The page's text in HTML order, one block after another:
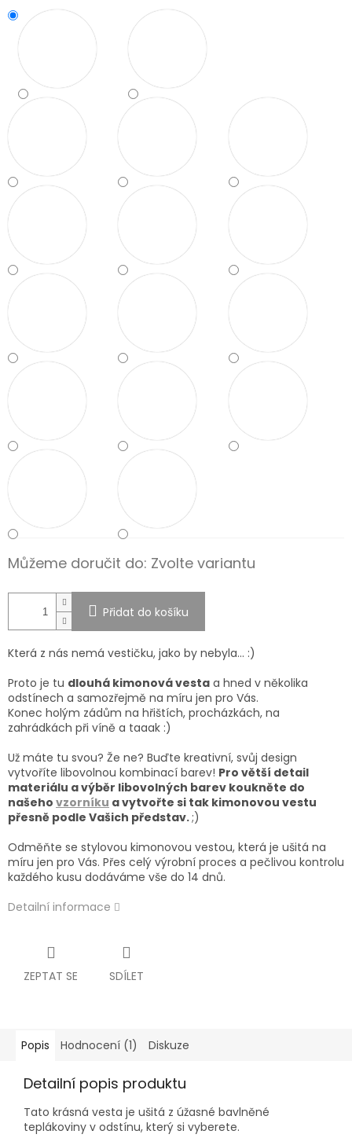
Můžeme doručit do: Zvolte variantu
Přidat do košíku
Která z nás nemá vestičku, jako by nebyla... :)
Proto je tu dlouhá kimonová vesta a hned v několika
odstínech a samozřejmě na míru jen pro Vás.
Konec holým zádům na hřištích, procházkách, na
zahrádkách při víně a taaak :)
Už máte tu svou? Že ne? Buďte kreativní, svůj design
vytvoříte libovolnou kombinací barev! Pro větší detail
materiálu a výběr libovolných barev koukněte do
našeho vzorníku avytvořte si tak kimonovou vestu
přesně podle Vašich představ.;)
Odměňte se stylovou kimonovou vestou, která je ušitá na
míru jen pro Vás. Přes celý výrobní proces a pečlivou kontrolu
každého kusu dodáváme vše do 14 dnů.
Detailní informace
ZEPTAT SE SDÍLET
Popis Hodnocení (1) Diskuze
Detailní popis produktu
Tato krásná vesta je ušitá z úžasné bavlněné
teplákoviny v odstínu, který si vyberete.